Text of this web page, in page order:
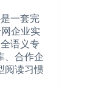
一套完
企业实
语义专
、合作企
阅读习惯